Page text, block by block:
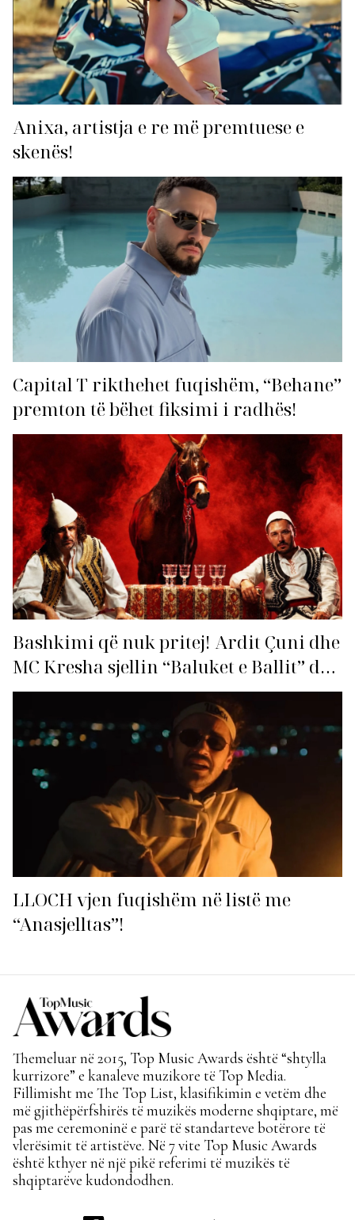
Anixa, artistja e re më premtuese e
skenës!
Capital T rikthehet fuqishëm, “Behane”
premton të bëhet fiksimi i radhës!
Bashkimi që nuk pritej! Ardit Çuni dhe
MC Kresha sjellin “Baluket e Ballit” dhe
ndezin rrjetin!
LLOCH vjen fuqishëm në listë me
“Anasjelltas”!
Themeluar në 2015, Top Music Awards është “shtylla
kurrizore” e kanaleve muzikore të Top Media.
Fillimisht me The Top List, klasifikimin e vetëm dhe
më gjithëpërfshirës të muzikës moderne shqiptare, më
pas me ceremoninë e parë të standarteve botërore të
vlerësimit të artistëve. Në 7 vite Top Music Awards
është kthyer në një pikë referimi të muzikës të
shqiptarëve kudondodhen.